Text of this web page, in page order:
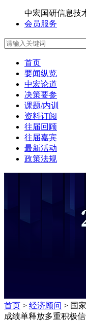
中宏国研信息技
会员服务
首页
要闻纵览
中宏论道
决策要参
课题/内训
资料订阅
往届回顾
往届嘉宾
最新活动
政策法规
首页 > 经济顾问 > 国
成绩单释放多重积极